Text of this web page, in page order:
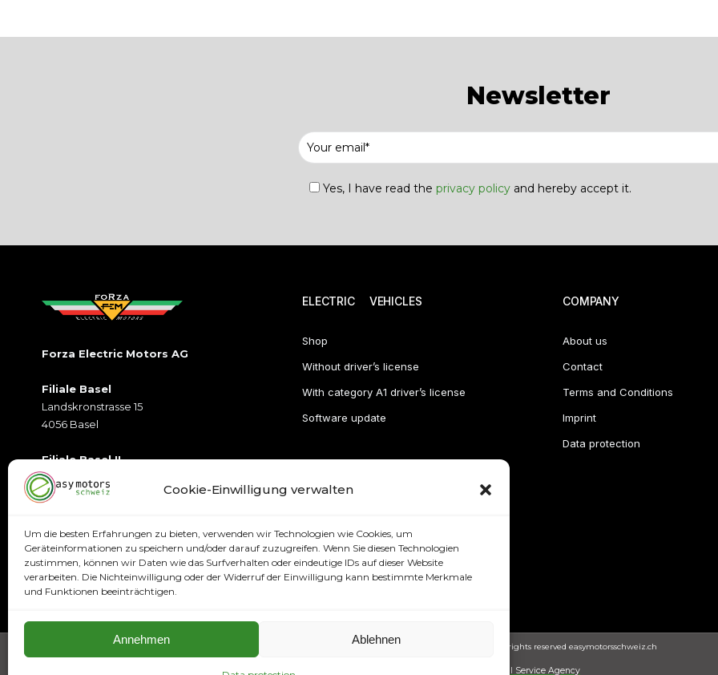
Cookie-Einwilligung verwalten
Um die besten Erfahrungen zu bieten, verwenden wir Technologien wie Cookies, um
Geräteinformationen zu speichern und/oder darauf zuzugreifen. Wenn Sie diesen Technologien
zustimmen, können wir Daten wie das Surfverhalten oder eindeutige IDs auf dieser Website
verarbeiten. Die Nichteinwilligung oder der Widerruf der Einwilligung kann bestimmte Merkmale
und Funktionen beeinträchtigen.
Annehmen Ablehnen
Newsletter
Yes, I have read the privacy policy and hereby accept it.
Forza Electric Motors AG
Filiale Basel
Landskronstrasse 15
4056 Basel
Filiale Basel II
Münchensteinerstrasse 2
4052Basel
T:+41 79 395 77 77
E:info@easymotorsschweiz.ch
ELECTRIC VEHICLES
Shop
Without driver’s license
With category A1 driver’s license
Software update
COMPANY
About us
Contact
Terms and Conditions
Imprint
Data protection
Copyright © 2024. All rights reserved easymotorsschweiz.ch
Full Service Agency